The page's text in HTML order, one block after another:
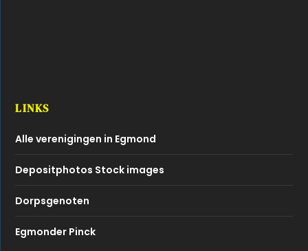
LINKS
Alle verenigingen in Egmond
Depositphotos Stock images
Dorpsgenoten
Egmonder Pinck